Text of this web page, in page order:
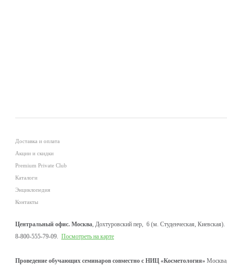
Доставка и оплата
Акции и скидки
Premium Private Club
Каталоги
Энциклопедия
Контакты
Центральный офис. Москва, Дохтуровский пер, 6 (м. Студенческая, Киевская).
8-800-555-79-09. Посмотреть на карте
Проведение обучающих семинаров совместно с НИЦ «Косметология»